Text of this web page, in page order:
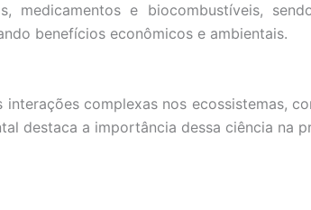
e biocombustíveis,
benefícios econômicos e ambientais.
complexas nos ecossistemas,
destaca a importância dessa ciência na